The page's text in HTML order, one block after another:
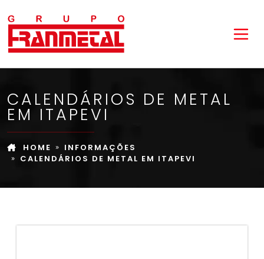
CALENDÁRIOS DE METAL
EM ITAPEVI
HOME
INFORMAÇÕES
CALENDÁRIOS DE METAL EM ITAPEVI